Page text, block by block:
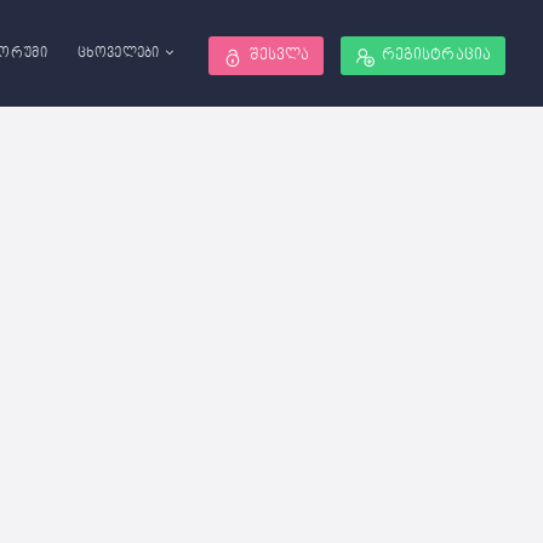
ცხოველები შესვლა რეგისტრაცია